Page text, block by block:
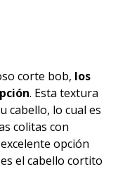
corte bob, los
. Esta textura
cabello, lo cual es
colitas con
opción
el cabello cortito